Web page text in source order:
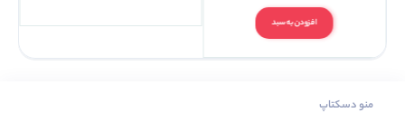
افزودن به سبد
منو دسکتاپ